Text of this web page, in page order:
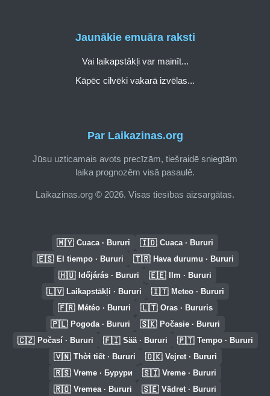
Par Laikazinas.org
Jūsu uzticamais avots precīzām, tiešraidē sniegtām
laika prognozēm visā pasaulē.
Laikazinas.org © 2026. Visas tiesības aizsargātas.
Jaunākie emuāra raksti
Vai laikapstākļi var mainīt...
Kāpēc cilvēki vakarā izvēlas...
🇲🇾 Cuaca · Bururi 🇮🇩 Cuaca · Bururi
🇪🇸 El tiempo · Bururi 🇹🇷 Hava durumu · Bururi
🇭🇺 Időjárás · Bururi 🇪🇪 Ilm · Bururi
🇱🇻 Laikapstākļi · Bururi 🇮🇹 Meteo · Bururi
🇫🇷 Météo · Bururi 🇱🇹 Oras · Bururis
🇵🇱 Pogoda · Bururi 🇸🇰 Počasie · Bururi
🇨🇿 Počasí · Bururi 🇫🇮 Sää · Bururi 🇵🇹 Tempo · Bururi
🇻🇳 Thời tiết · Bururi 🇩🇰 Vejret · Bururi
🇷🇸 Vreme · Бурури 🇸🇮 Vreme · Bururi
🇷🇴 Vremea · Bururi 🇸🇪 Vädret · Bururi